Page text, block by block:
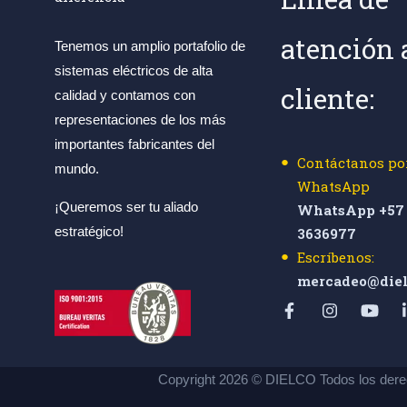
Tenemos un amplio portafolio de
sistemas eléctricos de alta
calidad y contamos con
representaciones de los más
importantes fabricantes del
mundo.
¡Queremos ser tu aliado
estratégico!
atención
cliente:
Contáctanos
WhatsApp
WhatsApp +57
3636977
Escríbenos:
Copyright 2026 © DIELCO Todos los